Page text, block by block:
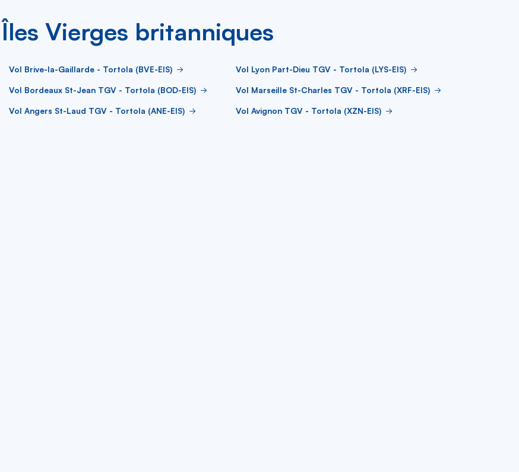
Vierges britanniques
Vol Brive-la-Gaillarde - Tortola (BVE-EIS) Vol Lyon Part-Dieu TGV - Tortola (LYS-EIS)
Vol Bordeaux St-Jean TGV - Tortola (BOD-EIS) Vol Marseille St-Charles TGV - Tortola (XRF-EIS)
Vol Angers St-Laud TGV - Tortola (ANE-EIS) Vol Avignon TGV - Tortola (XZN-EIS)